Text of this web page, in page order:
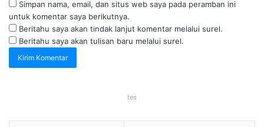
Simpan nama, email, dan situs web saya pada peramban ini
untuk komentar saya berikutnya.
Beritahu saya akan tindak lanjut komentar melalui surel.
Beritahu saya akan tulisan baru melalui surel.
tes